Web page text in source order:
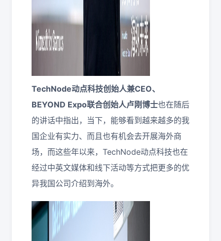
TechNode动点科技创始人兼CEO、
BEYOND Expo联合创始人卢刚博士也在随后
的讲话中指出，当下，能够看到越来越多的我
国企业有实力、而且也有机会去开展海外商
场，而这些年以来，TechNode动点科技也在
经过中英文媒体和线下活动等方式把更多的优
异我国公司介绍到海外。